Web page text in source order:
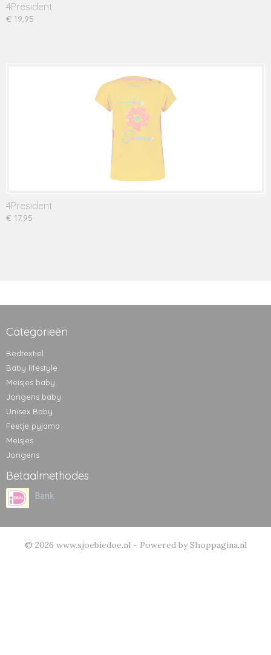
4President
€ 19,95
4President
€ 17,95
Categorieën
Bedtextiel
Baby lifestyle
Meisjes baby
Jongens baby
Unisex Baby
Feetje pyjama
Meisjes
Jongens
Betaalmethodes
© 2026 www.sjoebiedoe.nl - Powered by Shoppagina.nl